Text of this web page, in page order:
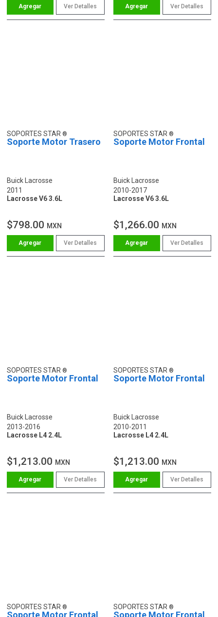
Ver Detalles Ver Detalles
SOPORTES STAR
Soporte Motor Trasero
Buick Lacrosse
2011
Lacrosse V6 3.6L
$798.00 MXN
Ver Detalles
SOPORTES STAR
Soporte Motor Frontal
Buick Lacrosse
2010-2017
Lacrosse V6 3.6L
$1,266.00 MXN
Ver Detalles
SOPORTES STAR
Soporte Motor Frontal
Buick Lacrosse
2013-2016
Lacrosse L4 2.4L
$1,213.00 MXN
Ver Detalles
SOPORTES STAR
Soporte Motor Frontal
Buick Lacrosse
2010-2011
Lacrosse L4 2.4L
$1,213.00 MXN
Ver Detalles
SOPORTES STAR
Soporte Motor Frontal
SOPORTES STAR
Soporte Motor Frontal